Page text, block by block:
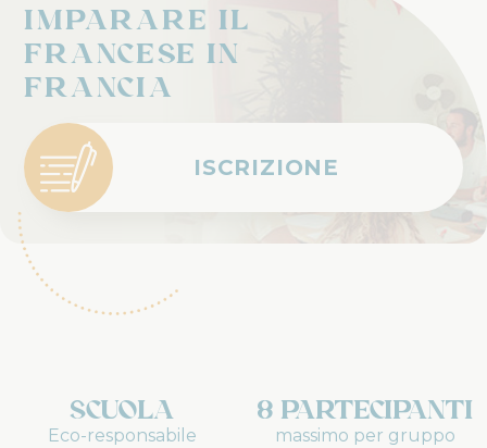
IMPARARE IL
FRANCESE IN
FRANCIA
ISCRIZIONE
Scuola
Eco-responsabile
8 partecipanti
massimo per gruppo